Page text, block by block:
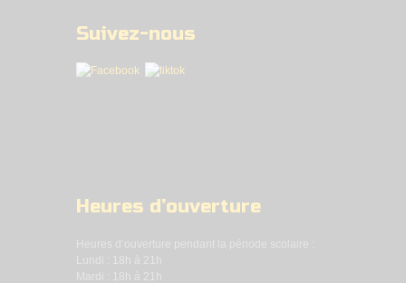
Suivez-nous
Heures d’ouverture
Heures d’ouverture pendant la période scolaire :
Lundi : 18h à 21h
Mardi : 18h à 21h